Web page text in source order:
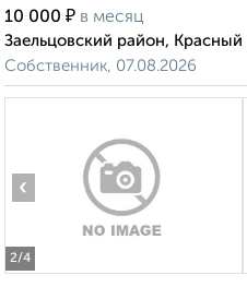
10 000 ₽ в месяц
Заельцовский район, Красный
Собственник, 07.08.2026
2/4
‹